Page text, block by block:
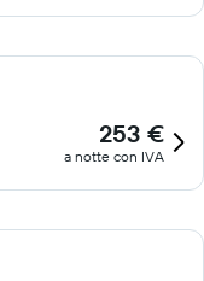
253 €
a notte con IVA